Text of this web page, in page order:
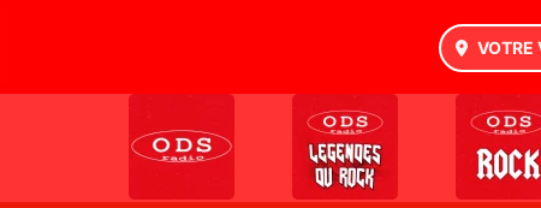
VOTRE